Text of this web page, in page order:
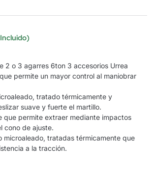
2 o 3 agarres 6ton 3 accesorios Urrea
permite un mayor control al maniobrar
tratado térmicamente y
suave y fuerte el martillo.
que permite extraer mediante impactos
cono de ajuste.
microaleado, tratadas térmicamente que
a la tracción.